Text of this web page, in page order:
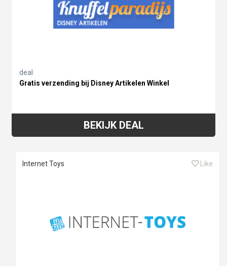
deal
Gratis verzending bij Disney Artikelen Winkel
BEKIJK DEAL
Internet Toys Like